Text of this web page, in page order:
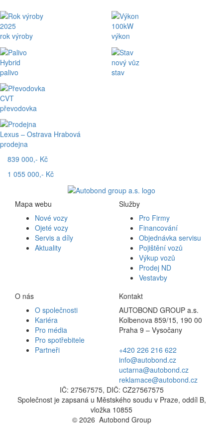
2025
rok výroby
Hybrid
palivo
CVT
převodovka
Lexus – Ostrava Hrabová
prodejna
100kW
výkon
nový vůz
stav
839 000,- Kč
1 055 000,- Kč
Mapa webu
Nové vozy
Ojeté vozy
Servis a díly
Aktuality
Služby
Pro Firmy
Financování
Objednávka servisu
Pojištění vozů
Výkup vozů
Prodej ND
Vestavby
O nás
O společnosti
Kariéra
Pro média
Pro spotřebitele
Partneři
Kontakt
AUTOBOND GROUP a.s.
Kolbenova 859/15, 190 00
Praha 9 – Vysočany
+420 226 216 622
info@autobond.cz
uctarna@autobond.cz
reklamace@autobond.cz
IČ: 27567575, DIČ: CZ27567575
Společnost je zapsaná u Městského soudu v Praze, oddíl B,
vložka 10855
© 2026 Autobond Group